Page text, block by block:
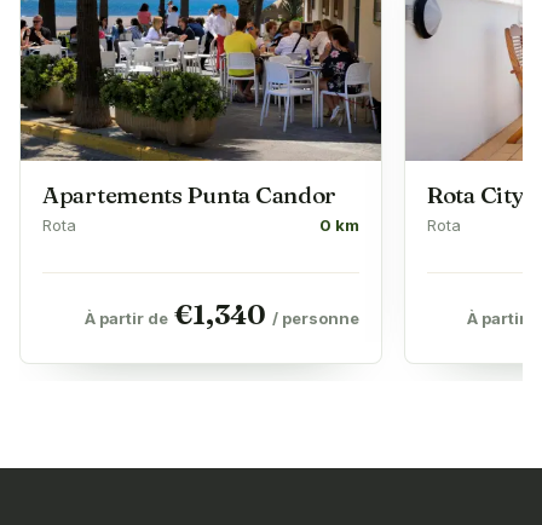
Apartements Punta Candor
Rota 0 km
À partir de €1,340 / personne
Rota City
Rota
À partir